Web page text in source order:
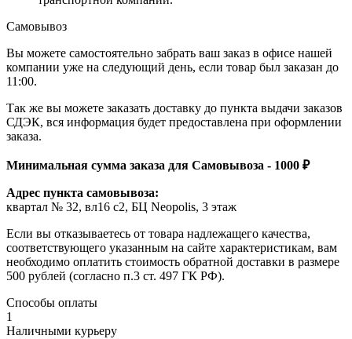
Самовывоз
Вы можете самостоятельно забрать ваш заказ в офисе нашей
компании уже на следующий день, если товар был заказан до
11:00.
Так же вы можете заказать доставку до пункта выдачи заказов
СДЭК, вся информация будет предоставлена при оформлении
заказа.
Минимальная сумма заказа для Самовывоза - 1000 ₽
Адрес пункта самовывоза:
квартал № 32, вл16 с2, БЦ Neopolis, 3 этаж
Если вы отказываетесь от товара надлежащего качества,
соответствующего указанным на сайте характеристикам, вам
необходимо оплатить стоимость обратной доставки в размере
500 рублей (согласно п.3 ст. 497 ГК РФ).
Способы оплаты
1
Наличными курьеру